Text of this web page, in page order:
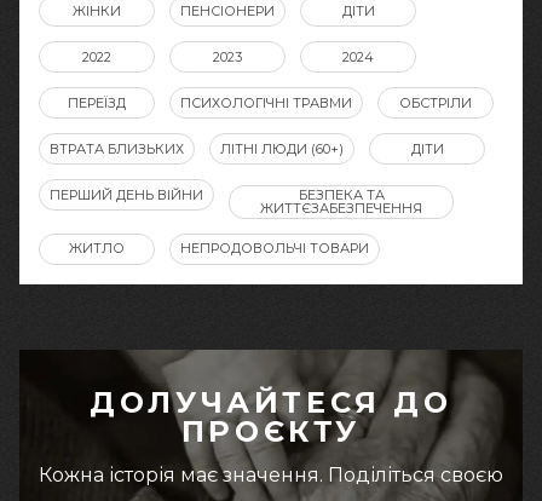
ЖІНКИ ПЕНСІОНЕРИ ДІТИ
2022 2023 2024
ПЕРЕЇЗД ПСИХОЛОГІЧНІ ТРАВМИ ОБСТРІЛИ
ВТРАТА БЛИЗЬКИХ ЛІТНІ ЛЮДИ (60+) ДІТИ
ПЕРШИЙ ДЕНЬ ВІЙНИ БЕЗПЕКА ТА
ЖИТТЄЗАБЕЗПЕЧЕННЯ
ЖИТЛО НЕПРОДОВОЛЬЧІ ТОВАРИ
ДОЛУЧАЙТЕСЯ ДО
ПРОЄКТУ
Кожна історія має значення. Поділіться своєю